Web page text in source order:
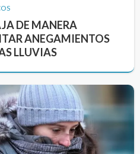
DE MANERA
ANEGAMIENTOS
LLUVIAS